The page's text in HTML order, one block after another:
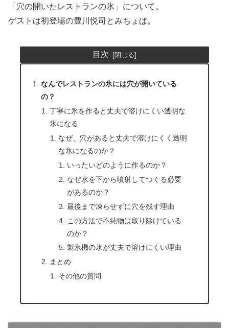
「穴の開いたレストランの氷」について。
ゲストは初登場の豊川悦司とみちょぱ。
目次
なんでレストランの氷には穴が開いている
の？
丁寧に氷を作ると丈夫で溶けにくい透明な
氷になる
なぜ、穴があると丈夫で溶けにくく透明
な氷になるのか？
いったいどのように作るのか？
なぜ水を下から噴射してつくる必要
があるのか？
最後まで凍らせずに穴を残す理由
この方法で不純物は取り除けている
のか？
製氷機の氷が丈夫で溶けにくい理由
まとめ
その他の質問